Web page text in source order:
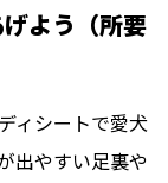
よう（所要
ィシートで愛犬
出やすい足裏や